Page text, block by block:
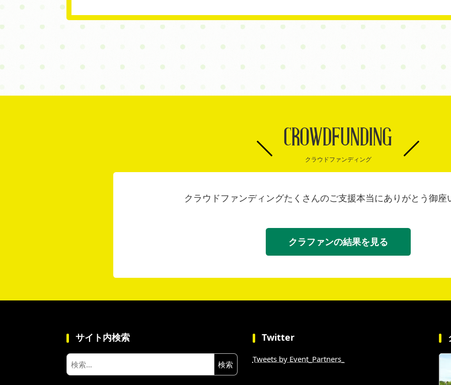
CROWDFUNDING
クラウドファンディング
クラウドファンディングたくさんのご支援本当にありがとう御座
クラファンの結果を見る
サイト内検索
検
索:
Twitter
Tweets by Event_Partners_